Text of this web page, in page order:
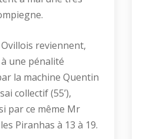
reviennent,
une pénalité
la machine Quentin
collectif (55’),
par ce même Mr
Piranhas à 13 à 19.